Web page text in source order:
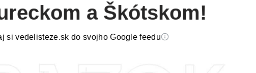
a Škótskom!
si vedelisteze.sk do svojho Google feedu